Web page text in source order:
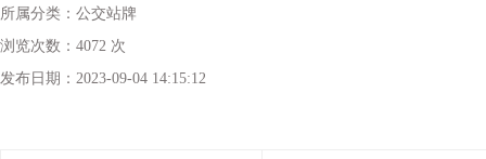
所属分类： 公交站牌
浏览次数： 4072 次
发布日期： 2023-09-04 14:15:12